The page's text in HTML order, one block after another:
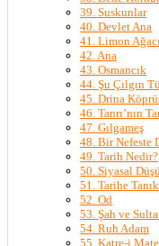
39. Suskunlar
40. Devlet Ana
41. Limon Ağacı
42. Ana
43. Osmancık
44. Şu Çılgın
45. Drina
46. Tanrı’nın
47. Gılgameş
48. Bir Nefeste
49. Tarih Nedir?
50. Siyasal
51. Tarihe
52. Od
53. Şah ve
54. Ruh Adam
55. Katre-i